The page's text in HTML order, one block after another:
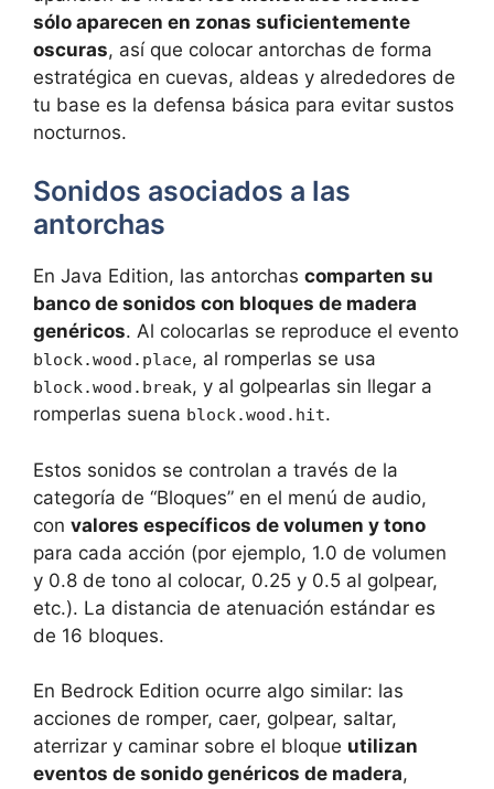
sólo aparecen en zonas suficientemente
oscuras, así que colocar antorchas de forma
estratégica en cuevas, aldeas y alrededores de
tu base es la defensa básica para evitar sustos
nocturnos.
Sonidos asociados a las
antorchas
En Java Edition, las antorchas comparten su
banco de sonidos con bloques de madera
genéricos. Al colocarlas se reproduce el evento
block.wood.place, al romperlas se usa
block.wood.break, y al golpearlas sin llegar a
romperlas suena block.wood.hit.
Estos sonidos se controlan a través de la
categoría de “Bloques” en el menú de audio,
con valores específicos de volumen y tono
para cada acción (por ejemplo, 1.0 de volumen
y 0.8 de tono al colocar, 0.25 y 0.5 al golpear,
etc.). La distancia de atenuación estándar es
de 16 bloques.
En Bedrock Edition ocurre algo similar: las
acciones de romper, caer, golpear, saltar,
aterrizar y caminar sobre el bloque utilizan
eventos de sonido genéricos de madera,